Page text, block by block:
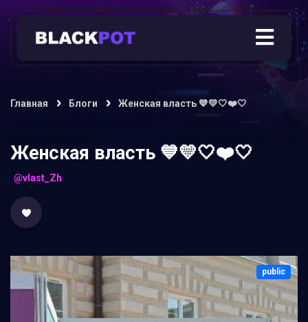
Главная Блоги Женская власть 💙💛🤍❤️🤍
Женская власть 💙💛🤍❤️🤍
@vlast_Zh
public